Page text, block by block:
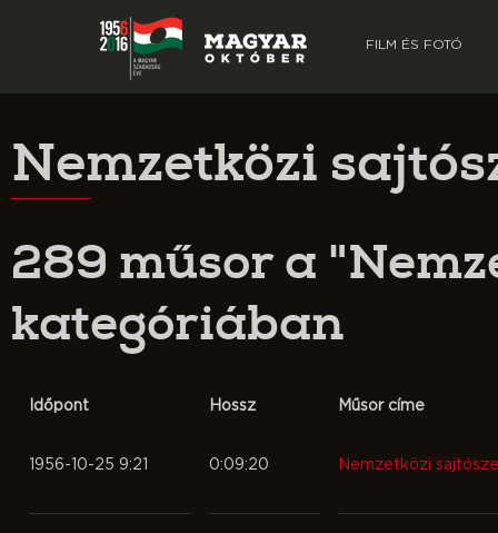
FILM ÉS FOTÓ
Nemzetközi
289 műsor a
kategóriában
Időpont Hossz Műsor címe
1956-10-25 9:21 0:09:20 Nemzetközi